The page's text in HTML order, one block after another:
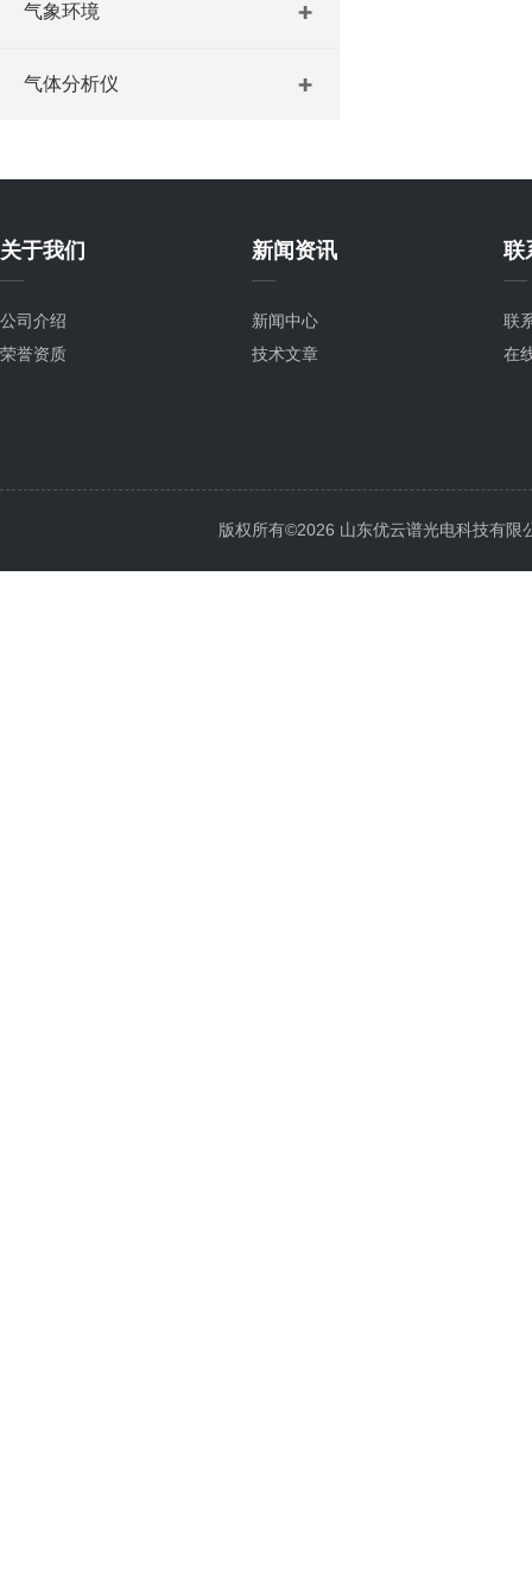
气象环境
气体分析仪
关于我们
公司介绍
荣誉资质
新闻资讯
新闻中心
技术文章
联
联
在
版权所有©2026 山东优云谱光电科技有